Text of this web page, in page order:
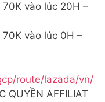
70K vào lúc 20H –
70K vào lúc 0H –
route/lazada/vn/
QUYỀN AFFILIAT